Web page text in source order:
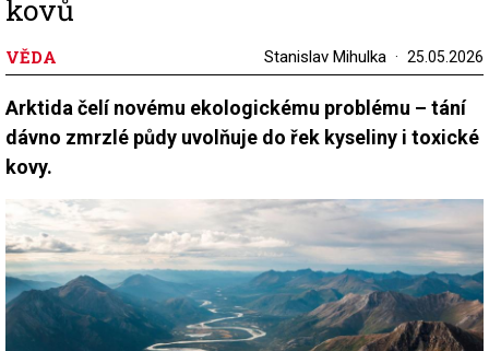
kovů
VĚDA Stanislav Mihulka 25.05.2026
Arktida čelí novému ekologickému problému – tání
dávno zmrzlé půdy uvolňuje do řek kyseliny i toxické
kovy.